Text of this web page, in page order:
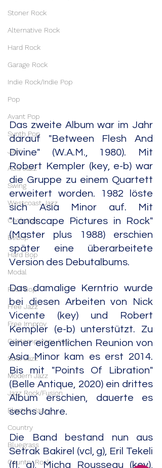
Stoner Rock
Alternative Rock
Hard Rock
Garage Rock
Indie Rock/Indie Pop
Pop
Avant Pop
Synth Pop
Jazz
Acid Jazz
Swing
Westcoast Jazz
Cool Jazz
Bebop
Hard Bop
Modal
Post Bop
Free Jazz
Free Improv
Contemporary Jazz
Soul Jazz
Modern Jazz
Jazz Rock/Fusion
Electric Jazz
Country
Bluegrass
Country Rock
Das zweite Album war im Jahr
darauf "Between Flesh And
Divine" (W.A.M., 1980). Mit
Robert Kempler (key, e-b) war
die Gruppe zu einem Quartett
erweitert worden. 1982 löste
sich Asia Minor auf. Mit
"Landscape Pictures in Rock"
(Master plus 1988) erschien
später eine überarbeitete
Version des Debutalbums.
Das damalige Kerntrio wurde
bei diesen Arbeiten von Nick
Vicente (key) und Robert
Kempler (e-b) unterstützt. Zu
einer eigentlichen Reunion von
Asia Minor kam es erst 2014.
Bis mit "Points Of Libration"
(Belle Antique, 2020) ein drittes
Album erschien, dauerte es
sechs Jahre.
Die Band bestand nun aus
Setrak Bakirel (vcl, g), Eril Tekeli
(fl, g), Micha Rousseau (key),